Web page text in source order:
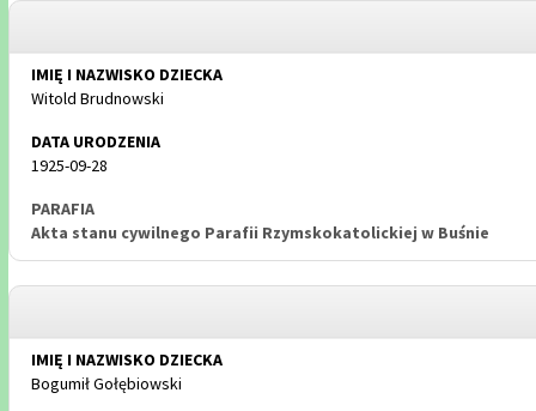
Witold Brudnowski
1925-09-28
Akta stanu cywilnego Parafii Rzymskokatolickiej w Buśnie
Bogumił Gołębiowski